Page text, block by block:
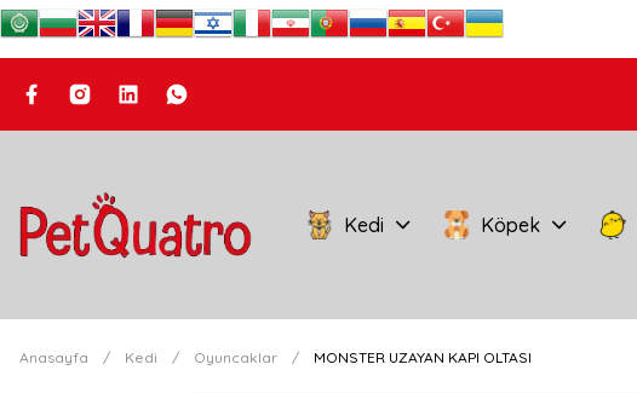
Kedi Köpek
Anasayfa Kedi Oyuncaklar MONSTER UZAYAN KAPI OLTASI